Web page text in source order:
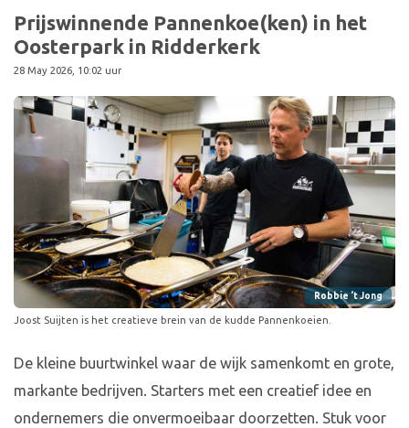
Prijswinnende Pannenkoe(ken) in het
Oosterpark in Ridderkerk
28 May 2026, 10:02 uur
Robbie ‘t Jong
Joost Suijten is het creatieve brein van de kudde Pannenkoeien.
De kleine buurtwinkel waar de wijk samenkomt en grote,
markante bedrijven. Starters met een creatief idee en
ondernemers die onvermoeibaar doorzetten. Stuk voor